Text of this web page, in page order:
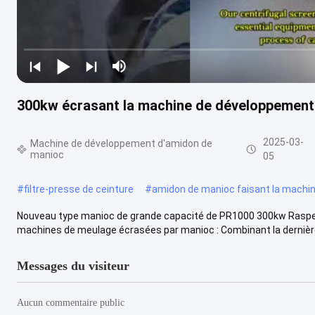
300kw écrasant la machine de
Machine de développement d'amidon de
manioc
2025-03-
05
#filtre-presse de ceinture #amidon de manioc faisant la
Nouveau type manioc de grande capacité de PR1000 300kw
machines de meulage écrasées par manioc : Combinant la
Messages du visiteur
Aucun commentaire public